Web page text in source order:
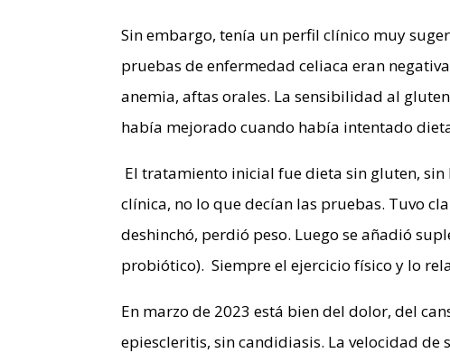
Sin embargo, tenía un perfil clínico muy
pruebas de enfermedad celiaca eran
anemia, aftas orales. La sensibilidad al
había mejorado cuando había intentado
El tratamiento inicial fue dieta sin gluten, sin
clínica, no lo que decían las pruebas. Tuvo
deshinchó, perdió peso. Luego se añadió
probiótico). Siempre el ejercicio físico y lo
En marzo de 2023 está bien del dolor, del
epiescleritis, sin candidiasis. La velocidad